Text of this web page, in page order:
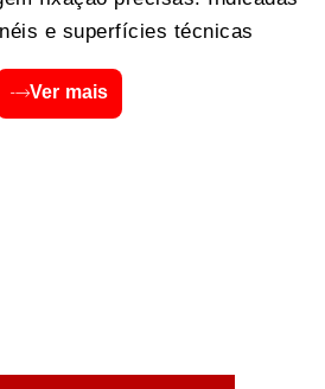
e superfícies técnicas
Ver mais